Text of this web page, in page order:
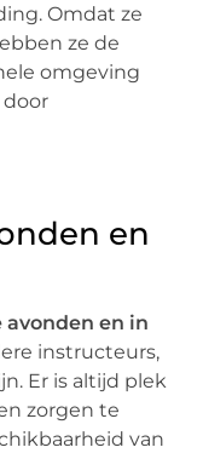
Omdat ze
ze de
omgeving
en
avonden en in
instructeurs,
Er is altijd plek
zorgen te
van